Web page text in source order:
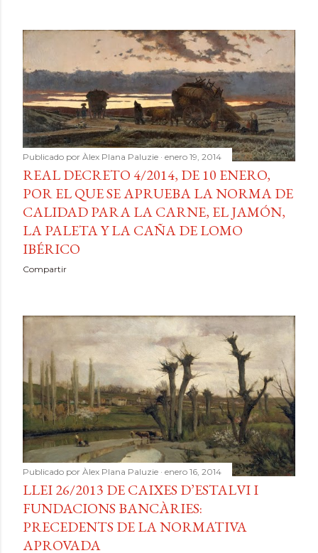
Publicado por Àlex Plana Paluzie enero 19, 2014
REAL DECRETO 4/2014, DE 10 ENERO,
POR EL QUE SE APRUEBA LA NORMA DE
CALIDAD PARA LA CARNE, EL JAMÓN,
LA PALETA Y LA CAÑA DE LOMO
IBÉRICO
Compartir
Publicado por Àlex Plana Paluzie enero 16, 2014
LLEI 26/2013 DE CAIXES D’ESTALVI I
FUNDACIONS BANCÀRIES:
PRECEDENTS DE LA NORMATIVA
APROVADA